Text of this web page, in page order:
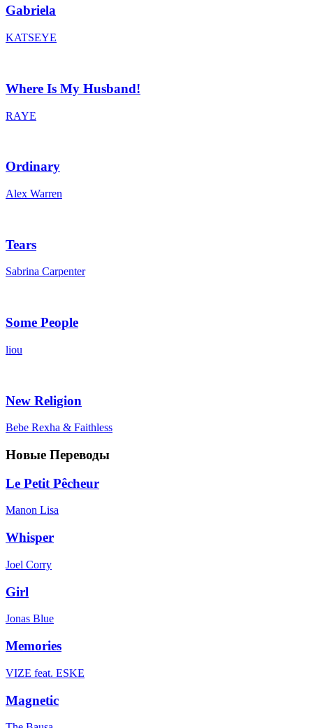
Gabriela
KATSEYE
Where Is My Husband!
RAYE
Ordinary
Alex Warren
Tears
Sabrina Carpenter
Some People
liou
New Religion
Bebe Rexha & Faithless
Новые Переводы
Le Petit Pêcheur
Manon Lisa
Whisper
Joel Corry
Girl
Jonas Blue
Memories
VIZE feat. ESKE
Magnetic